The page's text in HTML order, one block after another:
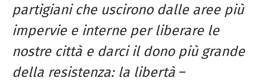
partigiani che uscirono dalle aree più
impervie e interne per liberare le
nostre città e darci il dono più grande
della resistenza: la libertà –